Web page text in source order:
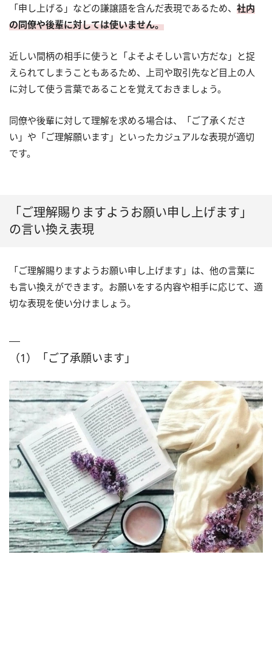
「申し上げる」などの謙譲語を含んだ表現であるため、 社内
の同僚や後輩に対しては使いません。
近しい間柄の相手に使うと「よそよそしい言い方だな」と捉
えられてしまうこともあるため、上司や取引先など目上の人
に対して使う言葉であることを覚えておきましょう。
同僚や後輩に対して理解を求める場合は、「ご了承くださ
い」や「ご理解願います」といったカジュアルな表現が適切
です。
「ご理解賜りますようお願い申し上げます」
の言い換え表現
「ご理解賜りますようお願い申し上げます」は、他の言葉に
も言い換えができます。お願いをする内容や相手に応じて、適
切な表現を使い分けましょう。
（1）「ご了承願います」